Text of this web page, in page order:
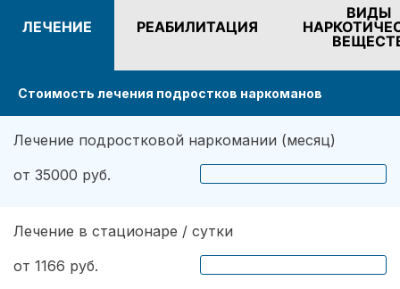
ЛЕЧЕНИЕ РЕАБИЛИТАЦИЯ
ВИДЫ
Стоимость лечения подростков наркоманов
Лечение подростковой наркомании (месяц)
от 35000 руб.
Лечение в стационаре / сутки
от 1166 руб.